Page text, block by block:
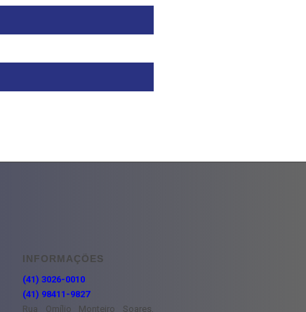
INFORMAÇÕES
(41) 3026-0010
(41) 98411-9827
Rua Omílio Monteiro Soares,